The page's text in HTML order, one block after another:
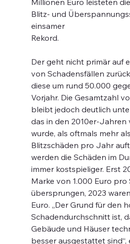
Blitz- und
einsamer
Rekord.
Der geht nicht primär auf
von Schadensfällen
diese um rund 50.000
Vorjahr. Die Gesamtzahl
bleibt jedoch deutlich
das in den 2010er-Jahren
wurde, als oftmals mehr
Blitzschäden pro Jahr
werden die Schäden im
immer kostspieliger. Erst
Marke von 1.000 Euro pro
übersprungen, 2023
Euro. „Der Grund für den
Schadendurchschnitt ist,
Gebäude und Häuser
besser ausgestattet sind“,